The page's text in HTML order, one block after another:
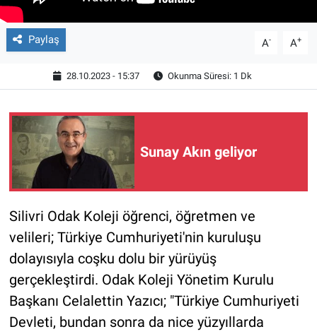
Paylaş A- A+
28.10.2023 - 15:37 Okunma Süresi: 1 Dk
Sunay Akın geliyor
Silivri Odak Koleji öğrenci, öğretmen ve
velileri; Türkiye Cumhuriyeti'nin kuruluşu
dolayısıyla coşku dolu bir yürüyüş
gerçekleştirdi. Odak Koleji Yönetim Kurulu
Başkanı Celalettin Yazıcı; "Türkiye Cumhuriyeti
Devleti, bundan sonra da nice yüzyıllarda